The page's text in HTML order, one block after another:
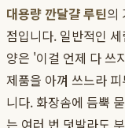
대용량 깐달걀 루틴의
점입니다. 일반적인
양은 '이걸 언제 다 쓰
제품을 아껴 쓰느라
니다. 화장솜에 듬뿍
는 여러 번 덧발라도